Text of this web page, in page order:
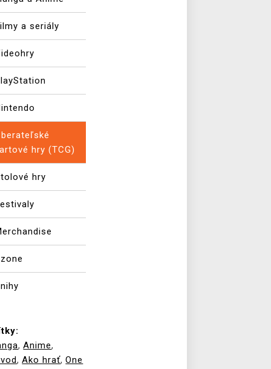
a seriály
hry (TCG)
hry
,Anime,
,Ako hrať,One